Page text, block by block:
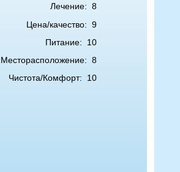
Лечение: 8
Цена/качество: 9
Питание:
10
Месторасположение: 8
Чистота/Комфорт:
10